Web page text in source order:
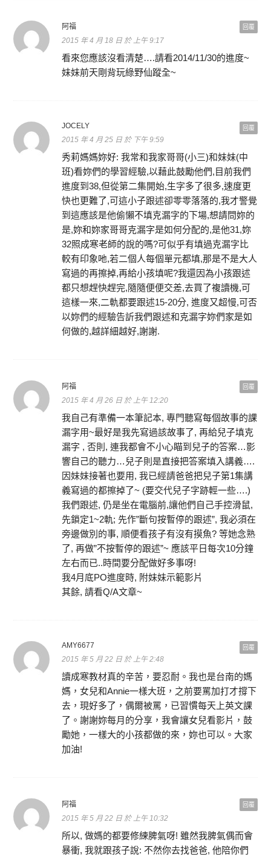
回覆
阿福
2015 年 4 月 18 日 於 上午 9:17
看來您應該沒看清楚….請看2014/11/30的進度~
妹妹前天剛背玩綠野仙蹤全~
回覆
JOCELY
2015 年 4 月 25 日 於 下午 9:59
秀莉媽媽妳好: 我常和我家哥哥(小三)和妹妹(中
班)看妳們的學習經驗,以藉此鼓勵他們,目前我們
進度到38,但從第二集開始,生字多了很多,速度更
快也更難了,可這小子跟述卻零零落落的,我才警覺
到這應該是他偷懶不填克漏字的下場,想請問妳的
是,妳和妳家哥哥克漏字是如何分配的,是他31,妳
32照成寒老師的說的嗎?可似乎有填過克漏字比
較有印象吔,若二個人每個單元都填,那是不是大人
寫過的再擦掉,再給小孩填呢?我還因為小孩跟述
都只想趕快趕完,隨隨便便交差,去買了複讀機,可
這樣一來,二軌都要跟述15-20分, 進度又超慢,可否
以妳們的經驗告訢我們跟述和克漏字妳們家是如
何做的,越詳細越好,謝謝.
回覆
阿福
2015 年 4 月 26 日 於 上午 12:20
我自己有準備一本筆記本, 專門聽寫每個故事的課
漏字用~最好是我先寫過該故事了, 再給兒子填克
漏字 , 否則, 連我都會不小心瞄到兒子的答案…影
響自己的聽力…兒子則是直接把答案填入講義….
因妹妹接著也要用, 我已經請爸爸把兒子第1集講
義寫過的都擦掉了~ (要交代兒子字跡輕一些….)
我們跟述, 仍是坐在電腦前,讓他們自己手控滑鼠,
先鎖定1~2軌; 先作”斷句按暫停的跟述”, 我必須在
旁邊做別的事, 順便看孩子有沒有摸魚? 等她念熟
了, 再做”不按暫停的跟述”~ 應該平日每次10分鐘
左右而已..時間要分配做好多事呀!
我4月底PO進度時, 附妹妹示範影片
其餘, 請看Q/A文章~
回覆
AMY6677
2015 年 5 月 22 日 於 上午 2:48
讀成寒教材真的辛苦，要忍耐。我也是台南的媽
媽，女兒和Annie一樣大班，之前要罵加打才撐下
去，現好多了，偶爾被罵，已習慣每天上英文課
了。謝謝妳每月的分享，我會讓女兒看影片，鼓
勵她，一樣大的小孩都做的來，妳也可以。大家
加油!
回覆
阿福
2015 年 5 月 22 日 於 上午 10:32
所以, 做媽的都要修練脾氣呀! 雖然我脾氣偶而會
暴衝, 我就跟孩子說: 不然你去找爸爸, 他陪你們